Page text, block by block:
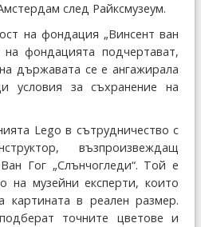
след Райксмузеум.
на фондация „Винсент ван
на фондацията подчертават,
държавата се е ангажирала
условия за съхранение на
Lego в сътрудничество с
възпроизвеждащ
Гог „Слънчогледи“. Той е
на музейни експерти, които
картината в реален размер.
точните цветове и